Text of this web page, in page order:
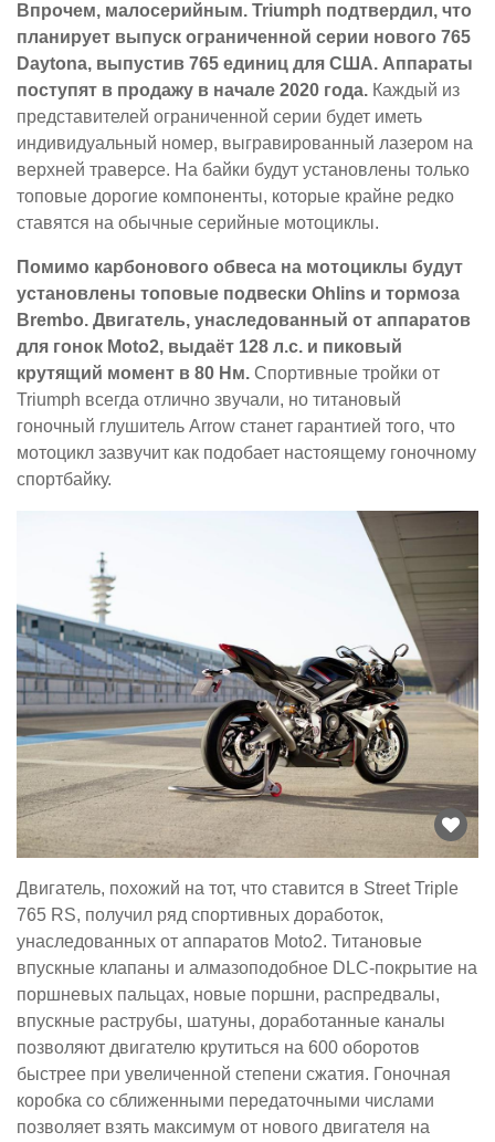
Впрочем, малосерийным. Triumph подтвердил, что
планирует выпуск ограниченной серии нового 765
Daytona, выпустив 765 единиц для США. Аппараты
поступят в продажу в начале 2020 года. Каждый из
представителей ограниченной серии будет иметь
индивидуальный номер, выгравированный лазером на
верхней траверсе. На байки будут установлены только
топовые дорогие компоненты, которые крайне редко
ставятся на обычные серийные мотоциклы.
Помимо карбонового обвеса на мотоциклы будут
установлены топовые подвески Ohlins и тормоза
Brembo. Двигатель, унаследованный от аппаратов
для гонок Moto2, выдаёт 128 л.с. и пиковый
крутящий момент в 80 Нм. Спортивные тройки от
Triumph всегда отлично звучали, но титановый
гоночный глушитель Arrow станет гарантией того, что
мотоцикл зазвучит как подобает настоящему гоночному
спортбайку.
Двигатель, похожий на тот, что ставится в Street Triple
765 RS, получил ряд спортивных доработок,
унаследованных от аппаратов Moto2. Титановые
впускные клапаны и алмазоподобное DLC-покрытие на
поршневых пальцах, новые поршни, распредвалы,
впускные раструбы, шатуны, доработанные каналы
позволяют двигателю крутиться на 600 оборотов
быстрее при увеличенной степени сжатия. Гоночная
коробка со сближенными передаточными числами
позволяет взять максимум от нового двигателя на